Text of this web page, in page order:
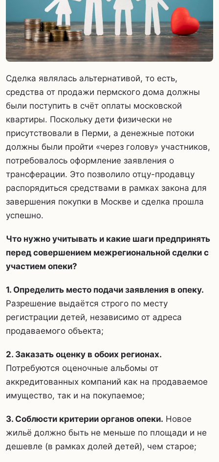
Сделка являлась альтернативой, то есть,
средства от продажи пермского дома должны
были поступить в счёт оплаты московской
квартиры. Поскольку дети физически не
присутствовали в Перми, а денежные потоки
должны были пройти «через голову» участников,
потребовалось оформление заявления о
трансферации. Это позволило отцу-продавцу
распорядиться средствами в рамках закона для
завершения покупки в Москве и сделка прошла
успешно.
Что нужно учитывать и какие шаги предпринять
перед совершением межрегиональной сделки с
участием опеки?
1. Определить место подачи заявления в опеку.
Разрешение выдаётся строго по месту
регистрации детей, независимо от адреса
продаваемого объекта;
2. Заказать оценку в обоих регионах.
Потребуются оценочные альбомы от
аккредитованных компаний как на продаваемое
имущество, так и на покупаемое;
3. Соблюсти критерии органов опеки. Новое
жильё должно быть не меньше по площади и не
дешевле (в рамках долей детей), чем старое;